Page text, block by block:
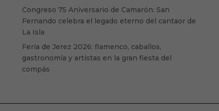
Congreso 75 Aniversario de Camarón: San
Fernando celebra el legado eterno del cantaor de
La Isla
Feria de Jerez 2026: flamenco, caballos,
gastronomía y artistas en la gran fiesta del
compás